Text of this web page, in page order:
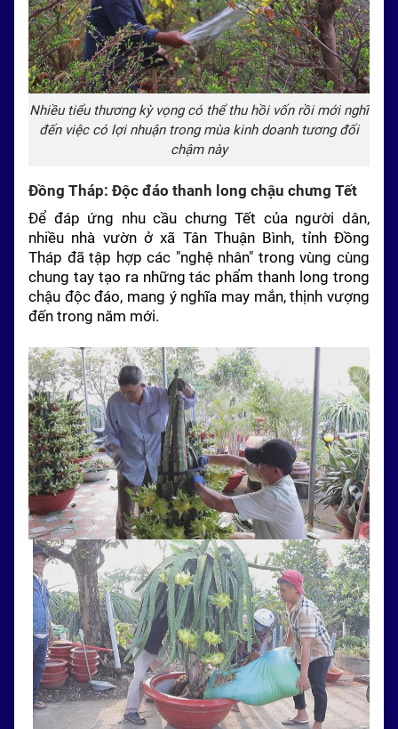
Nhiều tiểu thương kỳ vọng có thể thu hồi vốn rồi mới nghĩ
đến việc có lợi nhuận trong mùa kinh doanh tương đối
chậm này
Đồng Tháp: Độc đáo thanh long chậu chưng Tết
Để đáp ứng nhu cầu chưng Tết của người dân,
nhiều nhà vườn ở xã Tân Thuận Bình, tỉnh Đồng
Tháp đã tập hợp các "nghệ nhân" trong vùng cùng
chung tay tạo ra những tác phẩm thanh long trong
chậu độc đáo, mang ý nghĩa may mắn, thịnh vượng
đến trong năm mới.